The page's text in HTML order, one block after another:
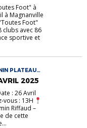
Foot" à
à Magnanville
Foot"
clubs avec 86
sportive et
PLATEAU
2025
: 26 Avril
vous : 13H
Riffaud –
de cette